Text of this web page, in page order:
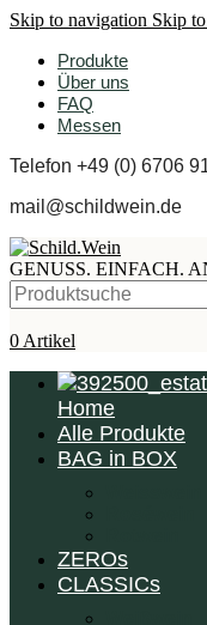
Skip to navigation Skip
Produkte
Über uns
FAQ
Messen
Telefon +49 (0) 6706
mail@schildwein.de
GENUSS. EINFACH.
0 Artikel
Home
Alle Produkte
BAG in BOX
ZEROs
CLASSICs